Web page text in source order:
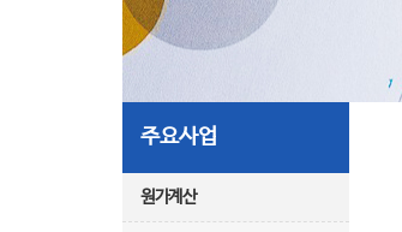
주요사업
원가계산